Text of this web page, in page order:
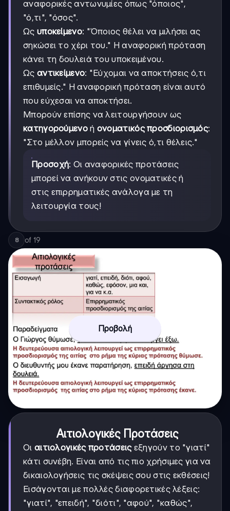
αναφορικές αντωνυμίες όπως "όποιος",
"ό,τι", "όσος".
Ως υποκείμενο: "Όποιος θέλει να μιλήσει ας
σηκώσει το χέρι του." Η αναφορική πρόταση
κάνει τη δουλειά του υποκειμένου.
Ως αντικείμενο: "Εύχομαι να αποκτήσεις ό,τι
επιθυμείς." Η αναφορική πρόταση είναι αυτό
που εύχεσαι να αποκτήσει.
Μπορούν επίσης να λειτουργήσουν ως
κατηγορούμενοή ονοματικός προσδιορισμός:
"Στο μέλλον μπορείς να γίνεις ό,τι θέλεις."
Προσοχή: Οι αναφορικές προτάσεις
μπορεί να ανήκουν στις ονοματικές ή
στις επιρρηματικές ανάλογα με τη
λειτουργία τους!
8 of 19
Προβολή
Αιτιολογικές Προτάσεις
Οι αιτιολογικές προτάσειςεξηγούν το "γιατί"
κάτι συνέβη. Είναι από τις πιο χρήσιμες για να
δικαιολογήσεις τις σκέψεις σου στις εκθέσεις!
Εισάγονται με πολλές διαφορετικές λέξεις:
"γιατί", "επειδή", "διότι", "αφού", "καθώς",